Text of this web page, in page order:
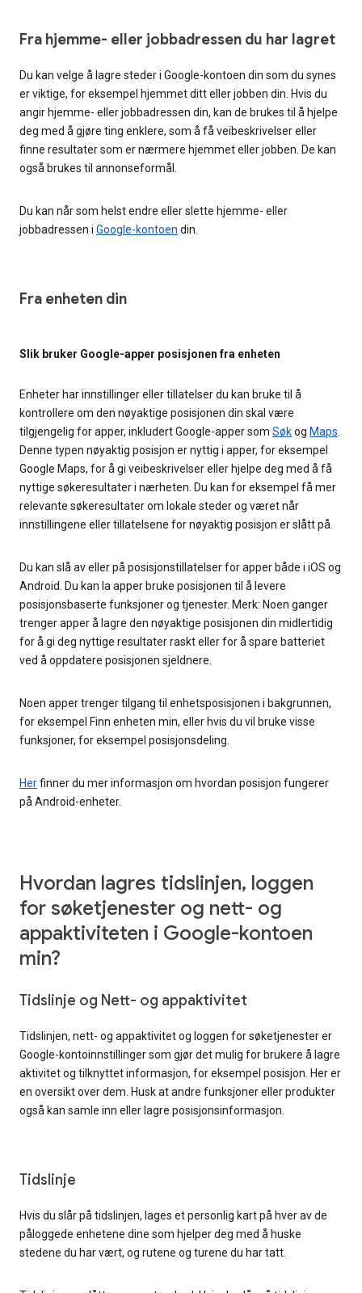
Fra hjemme- eller jobbadressen du har lagret
Du kan velge å lagre steder i Google-kontoen din som du synes
er viktige, for eksempel hjemmet ditt eller jobben din. Hvis du
angir hjemme- eller jobbadressen din, kan de brukes til å hjelpe
deg med å gjøre ting enklere, som å få veibeskrivelser eller
finne resultater som er nærmere hjemmet eller jobben. De kan
også brukes til annonseformål.
Du kan når som helst endre eller slette hjemme- eller
jobbadressen i Google-kontoen din.
Fra enheten din
Slik bruker Google-apper posisjonen fra enheten
Enheter har innstillinger eller tillatelser du kan bruke til å
kontrollere om den nøyaktige posisjonen din skal være
tilgjengelig for apper, inkludert Google-apper som Søkog Maps.
Denne typen nøyaktig posisjon er nyttig i apper, for eksempel
Google Maps, for å gi veibeskrivelser eller hjelpe deg med å få
nyttige søkeresultater i nærheten. Du kan for eksempel få mer
relevante søkeresultater om lokale steder og været når
innstillingene eller tillatelsene for nøyaktig posisjon er slått på.
Du kan slå av eller på posisjonstillatelser for apper både i iOS og
Android. Du kan la apper bruke posisjonen til å levere
posisjonsbaserte funksjoner og tjenester. Merk: Noen ganger
trenger apper å lagre den nøyaktige posisjonen din midlertidig
for å gi deg nyttige resultater raskt eller for å spare batteriet
ved å oppdatere posisjonen sjeldnere.
Noen apper trenger tilgang til enhetsposisjonen i bakgrunnen,
for eksempel Finn enheten min, eller hvis du vil bruke visse
funksjoner, for eksempel posisjonsdeling.
Herfinner du mer informasjon om hvordan posisjon fungerer
på Android-enheter.
Hvordan lagres tidslinjen, loggen
for søketjenester og nett- og
appaktiviteten i Google-kontoen
min?
Tidslinje og Nett- og appaktivitet
Tidslinjen, nett- og appaktivitet og loggen for søketjenester er
Google-kontoinnstillinger som gjør det mulig for brukere å lagre
aktivitet og tilknyttet informasjon, for eksempel posisjon. Her er
en oversikt over dem. Husk at andre funksjoner eller produkter
også kan samle inn eller lagre posisjonsinformasjon.
Tidslinje
Hvis du slår på tidslinjen, lages et personlig kart på hver av de
påloggede enhetene dine som hjelper deg med å huske
stedene du har vært, og rutene og turene du har tatt.